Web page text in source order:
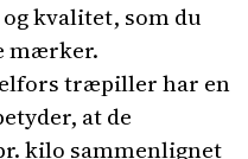
kvalitet, som du
mærker.
træpiller har en
at de
kilo sammenlignet